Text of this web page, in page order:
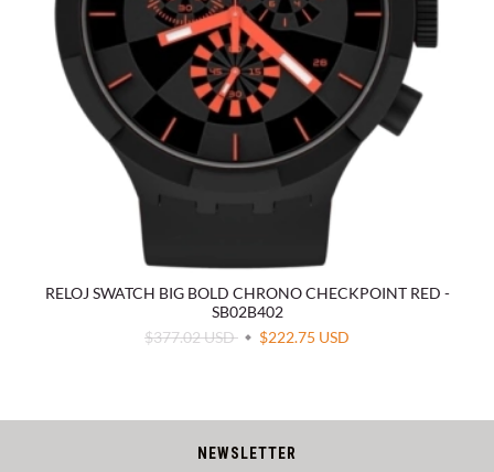
RELOJ SWATCH BIG BOLD CHRONO CHECKPOINT RED -
SB02B402
$377.02 USD
$222.75 USD
NEWSLETTER